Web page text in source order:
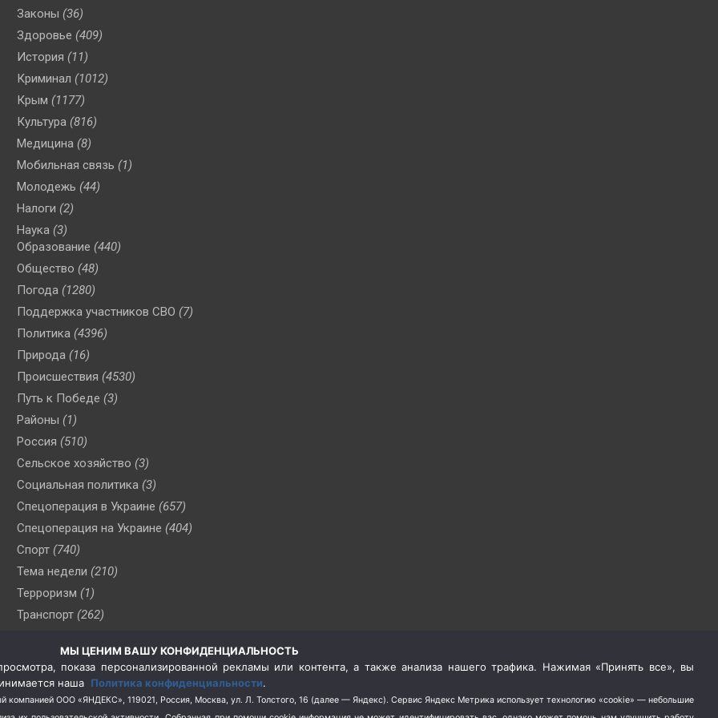
Законы (36)
Здоровье (409)
История (11)
Криминал (1012)
Крым (1177)
Культура (816)
Медицина (8)
Мобильная связь (1)
Молодежь (44)
Налоги (2)
Наука (3)
Образование (440)
Общество (48)
Погода (1280)
Поддержка участников СВО (7)
Политика (4396)
Природа (16)
Происшествия (4530)
Путь к Победе (3)
Районы (1)
Россия (510)
Сельское хозяйство (3)
Социальная политика (3)
Спецоперация в Украине (657)
Спецоперация на Украине (404)
Спорт (740)
Тема недели (210)
Терроризм (1)
Транспорт (262)
(76)
Цены (2)
Школа и спорт (2)
МЫ ЦЕНИМ ВАШУ КОНФИДЕНЦИАЛЬНОСТЬ
показа персонализированной рекламы или контента, а также анализа нашего трафика. Нажимая «Принять все», вы
наша Политика конфиденциальности.
компанией ООО «ЯНДЕКС», 119021, Россия, Москва, ул. Л. Толстого, 16 (далее — Яндекс). Сервис Яндекс Метрика использует технологию «cookie» — небольшие